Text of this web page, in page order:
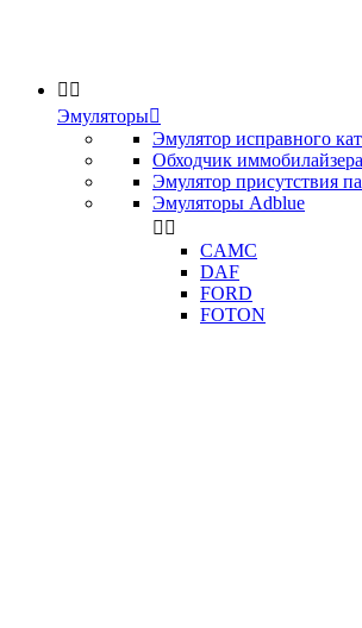
 
Эмуляторы
Эмулятор исправного
Обходчик иммобилайзера
Эмулятор присутствия
Эмуляторы Adblue
 
CAMC
DAF
FORD
FOTON